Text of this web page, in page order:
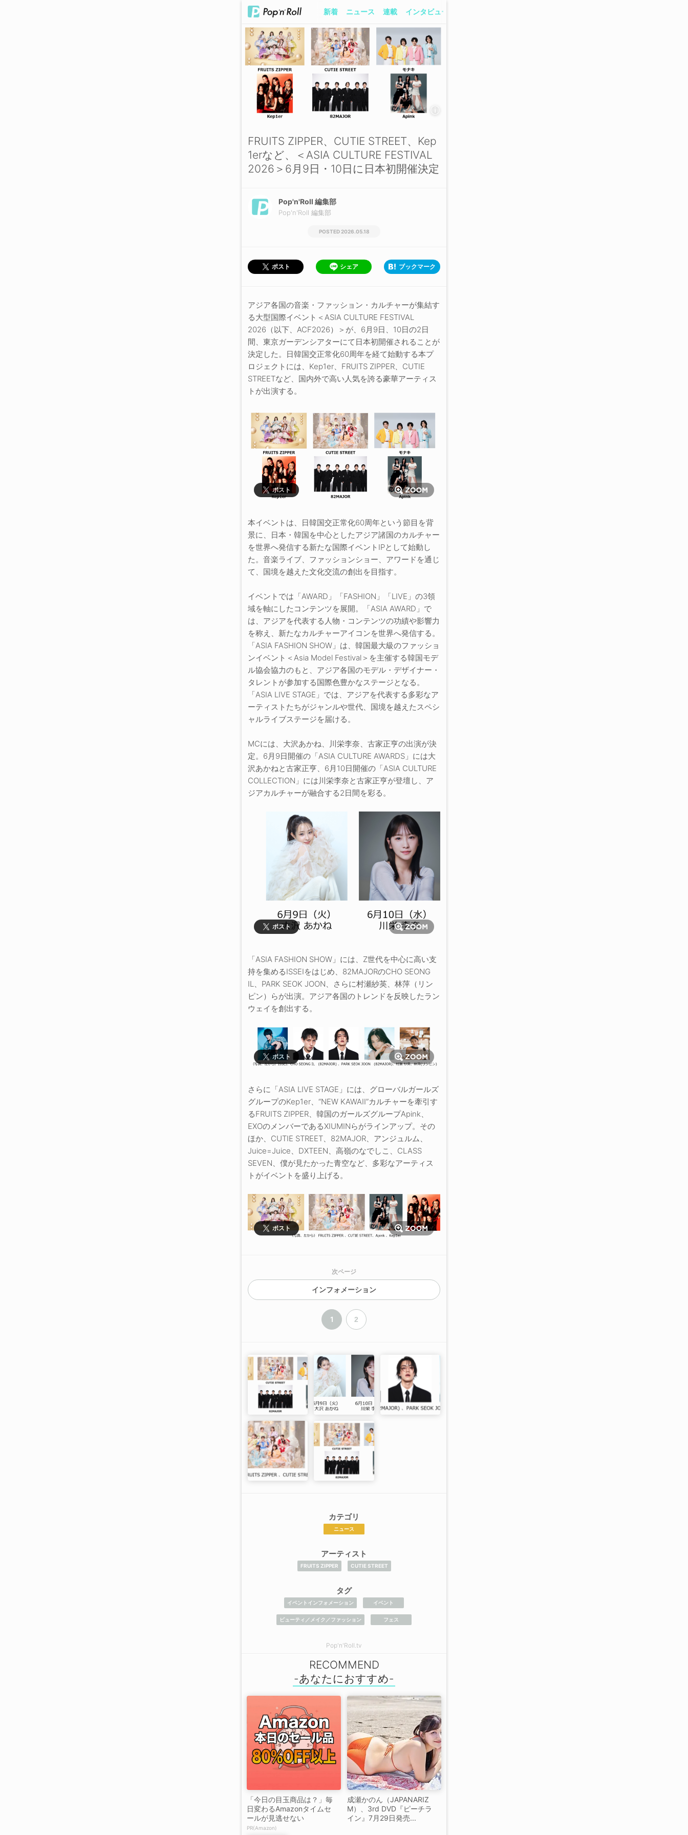
新着 ニュース 連載 インタビュー
FRUITS ZIPPER、CUTIE STREET、Kep
1erなど、＜ASIA CULTURE FESTIVAL
2026＞6月9日・10日に日本初開催決定
Pop'n'Roll 編集部
Pop'n'Roll 編集部
2026.05.18
ポスト シェア ブックマーク
アジア各国の音楽・ファッション・カルチャーが集結す
る大型国際イベント＜ASIA CULTURE FESTIVAL
2026（以下、ACF2026）＞が、6月9日、10日の2日
間、東京ガーデンシアターにて日本初開催されることが
決定した。日韓国交正常化60周年を経て始動する本プ
ロジェクトには、Kep1er、FRUITS ZIPPER、CUTIE
STREETなど、国内外で高い人気を誇る豪華アーティス
トが出演する。
ポスト
本イベントは、日韓国交正常化60周年という節目を背
景に、日本・韓国を中心としたアジア諸国のカルチャー
を世界へ発信する新たな国際イベントIPとして始動し
た。音楽ライブ、ファッションショー、アワードを通じ
て、国境を越えた文化交流の創出を目指す。
イベントでは「AWARD」「FASHION」「LIVE」の3領
域を軸にしたコンテンツを展開。「ASIA AWARD」で
は、アジアを代表する人物・コンテンツの功績や影響力
を称え、新たなカルチャーアイコンを世界へ発信する。
「ASIA FASHION SHOW」は、韓国最大級のファッショ
ンイベント＜Asia Model Festival＞を主催する韓国モデ
ル協会協力のもと、アジア各国のモデル・デザイナー・
タレントが参加する国際色豊かなステージとなる。
「ASIA LIVE STAGE」では、アジアを代表する多彩なア
ーティストたちがジャンルや世代、国境を越えたスペシ
ャルライブステージを届ける。
MCには、大沢あかね、川栄李奈、古家正亨の出演が決
定。6月9日開催の「ASIA CULTURE AWARDS」には大
沢あかねと古家正亨、6月10日開催の「ASIA CULTURE
COLLECTION」には川栄李奈と古家正亨が登壇し、ア
ジアカルチャーが融合する2日間を彩る。
ポスト
「ASIA FASHION SHOW」には、Z世代を中心に高い支
持を集めるISSEIをはじめ、82MAJORのCHO SEONG
IL、PARK SEOK JOON、さらに村瀬紗英、林萍（リン
ピン）らが出演。アジア各国のトレンドを反映したラン
ウェイを創出する。
ポスト
さらに「ASIA LIVE STAGE」には、グローバルガールズ
グループのKep1er、“NEW KAWAII”カルチャーを牽引す
るFRUITS ZIPPER、韓国のガールズグループApink、
EXOのメンバーであるXIUMINらがラインアップ。その
ほか、CUTIE STREET、82MAJOR、アンジュルム、
Juice=Juice、DXTEEN、高嶺のなでしこ、CLASS
SEVEN、僕が見たかった青空など、多彩なアーティス
トがイベントを盛り上げる。
ポスト
次ページ
インフォメーション
1 2
カテゴリ
ニュース
アーティスト
FRUITS ZIPPER CUTIE STREET
タグ
イベントインフォメーション イベント
ビューティ／メイク／ファッション フェス
Pop'n'Roll.tv
RECOMMEND
「今日の目玉商品は？」毎
日変わるAmazonタイムセ
ールが見逃せない
PR(Amazon)
成瀬かのん（JAPANARIZ
M）、3rd DVD『ピーチラ
イン』7月29日発売...